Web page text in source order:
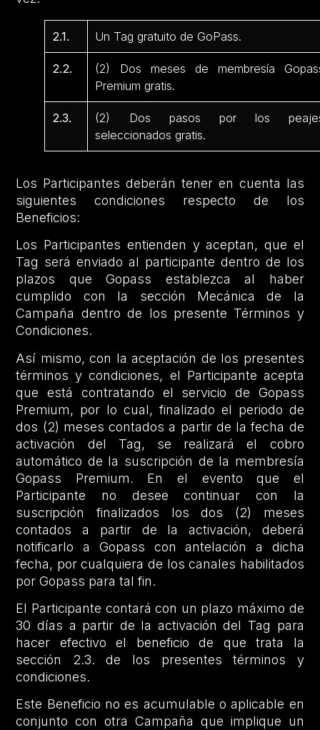
2.1. Un Tag gratuito de GoPass.
2.2.
(2) Dos meses de membresía
Premium gratis.
2.3.
(2) Dos pasos por los
seleccionados gratis.
Los Participantes deberán tener en cuenta las
siguientes condiciones respecto de los
Beneficios:
Los Participantes entienden y aceptan, que el
Tag será enviado al participante dentro de los
plazos que Gopass establezca al haber
cumplido con la sección Mecánica de la
Campaña dentro de los presente Términos y
Condiciones.
Así mismo, con la aceptación de los presentes
términos y condiciones, el Participante acepta
que está contratando el servicio de Gopass
Premium, por lo cual, finalizado el periodo de
dos (2) meses contados a partir de la fecha de
activación del Tag, se realizará el cobro
automático de la suscripción de la membresía
Gopass Premium. En el evento que el
Participante no desee continuar con la
suscripción finalizados los dos (2) meses
contados a partir de la activación, deberá
notificarlo a Gopass con antelación a dicha
fecha, por cualquiera de los canales habilitados
por Gopass para tal fin.
El Participante contará con un plazo máximo de
30 días a partir de la activación del Tag para
hacer efectivo el beneficio de que trata la
sección 2.3. de los presentes términos y
condiciones.
Este Beneficio no es acumulable o aplicable en
conjunto con otra Campaña que implique un